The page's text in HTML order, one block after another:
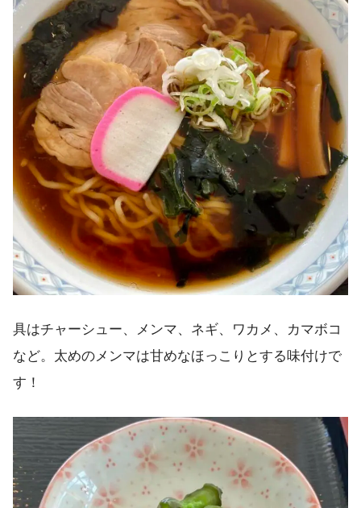
具はチャーシュー、メンマ、ネギ、ワカメ、カマボコ
など。太めのメンマは甘めなほっこりとする味付けで
す！